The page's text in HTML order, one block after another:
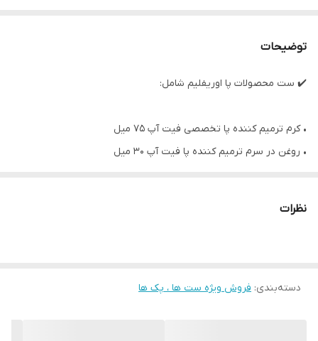
توضیحات
✔️ ست محصولات پا اوریفلیم شامل:
• کرم ترمیم کننده پا تخصصی فیت آپ 75 میل
• روغن در سرم ترمیم کننده پا فیت آپ 30 میل
نظرات
دسته‌بندی: فروش ویژه ست ها ، پک ها